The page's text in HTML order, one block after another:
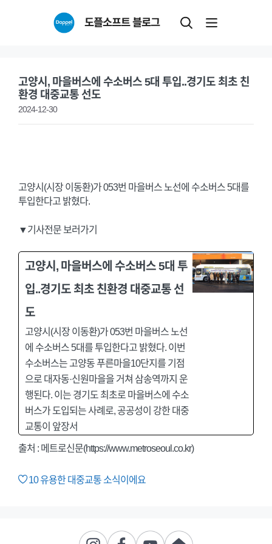
도플소프트 블로그
고양시, 마을버스에 수소버스 5대 투입..경기도 최초 친
환경 대중교통 선도
2024-12-30
고양시(시장 이동환)가 053번 마을버스 노선에 수소버스 5대를
투입한다고 밝혔다.
▼기사전문 보러가기
고양시, 마을버스에 수소버스 5대 투
입..경기도 최초 친환경 대중교통 선
도
고양시(시장 이동환)가 053번 마을버스 노선
에 수소버스 5대를 투입한다고 밝혔다. 이번
수소버스는 고양동 푸른마을10단지를 기점
으로 대자동·신원마을을 거쳐 삼송역까지 운
행된다. 이는 경기도 최초로 마을버스에 수소
버스가 도입되는 사례로, 공공성이 강한 대중
교통이 앞장서
출처 : 메트로신문(https://www.metroseoul.co.kr)
10유용한 대중교통 소식이에요